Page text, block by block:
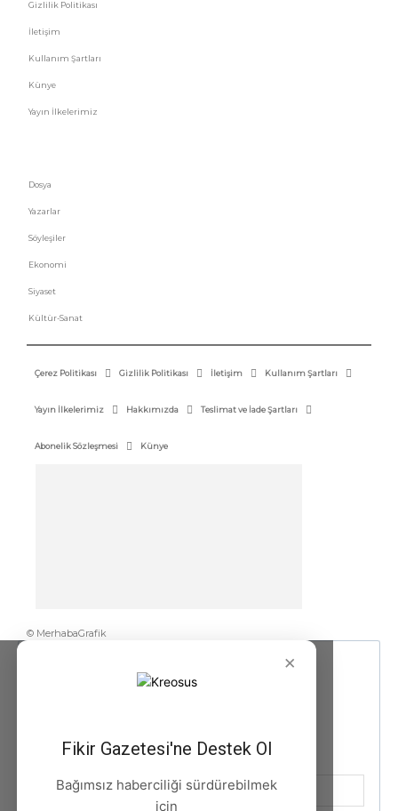
Gizlilik Politikası
İletişim
Kullanım Şartları
Künye
Yayın İlkelerimiz
Dosya
Yazarlar
Söyleşiler
Ekonomi
Siyaset
Kültür-Sanat
Çerez Politikası Gizlilik Politikası İletişim Kullanım Şartları
Yayın İlkelerimiz Hakkımızda Teslimat ve İade Şartları
Abonelik Sözleşmesi Künye
© MerhabaGrafik
×
Fikir Gazetesi'ne Destek Ol
Bağımsız haberciliği sürdürebilmek
için